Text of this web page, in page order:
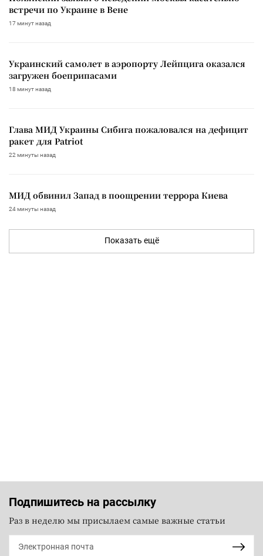
встречи по Украине в Вене
17 минут назад
Украинский самолет в аэропорту Лейпцига оказался
загружен боеприпасами
18 минут назад
Глава МИД Украины Сибига пожаловался на дефицит
ракет для Patriot
22 минуты назад
МИД обвинил Запад в поощрении террора Киева
24 минуты назад
Показать ещё
Подпишитесь на рассылку
Раз в неделю мы присылаем самые важные статьи